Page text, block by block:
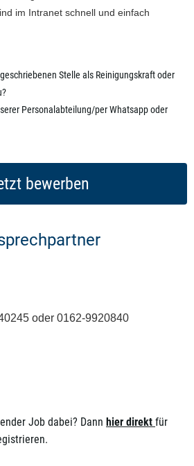
im Intranet schnell und einfach
Stelle als Reinigungskraft oder
Personalabteilung/per Whatsapp oder
bewerben
oder 0162-9920840
Job dabei? Dann hier direkt für